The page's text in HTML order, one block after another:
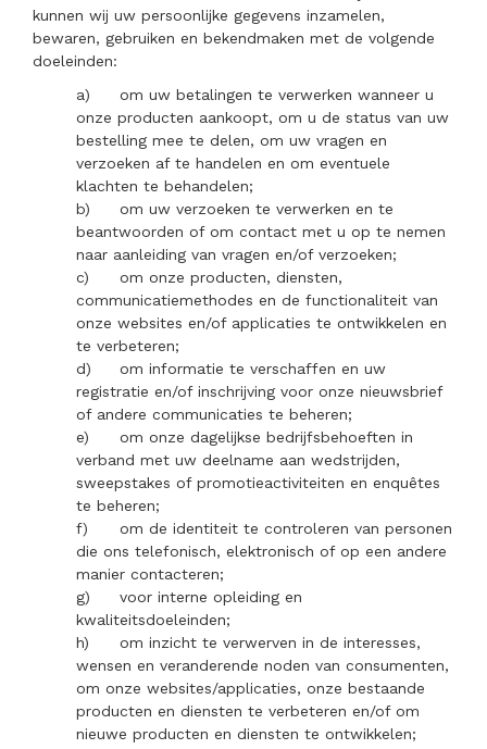
kunnen wij uw persoonlijke gegevens inzamelen,
bewaren, gebruiken en bekendmaken met de volgende
doeleinden:
a)
om uw betalingen te verwerken wanneer u
onze producten aankoopt, om u de status van uw
bestelling mee te delen, om uw vragen en
verzoeken af te handelen en om eventuele
klachten te behandelen;
b)
om uw verzoeken te verwerken en te
beantwoorden of om contact met u op te nemen
naar aanleiding van vragen en/of verzoeken;
c)
om onze producten, diensten,
communicatiemethodes en de functionaliteit van
onze websites en/of applicaties te ontwikkelen en
te verbeteren;
d)
om informatie te verschaffen en uw
registratie en/of inschrijving voor onze nieuwsbrief
of andere communicaties te beheren;
e)
om onze dagelijkse bedrijfsbehoeften in
verband met uw deelname aan wedstrijden,
sweepstakes of promotieactiviteiten en enquêtes
te beheren;
f)
om de identiteit te controleren van personen
die ons telefonisch, elektronisch of op een andere
manier contacteren;
g)
voor interne opleiding en
kwaliteitsdoeleinden;
h)
om inzicht te verwerven in de interesses,
wensen en veranderende noden van consumenten,
om onze websites/applicaties, onze bestaande
producten en diensten te verbeteren en/of om
nieuwe producten en diensten te ontwikkelen;